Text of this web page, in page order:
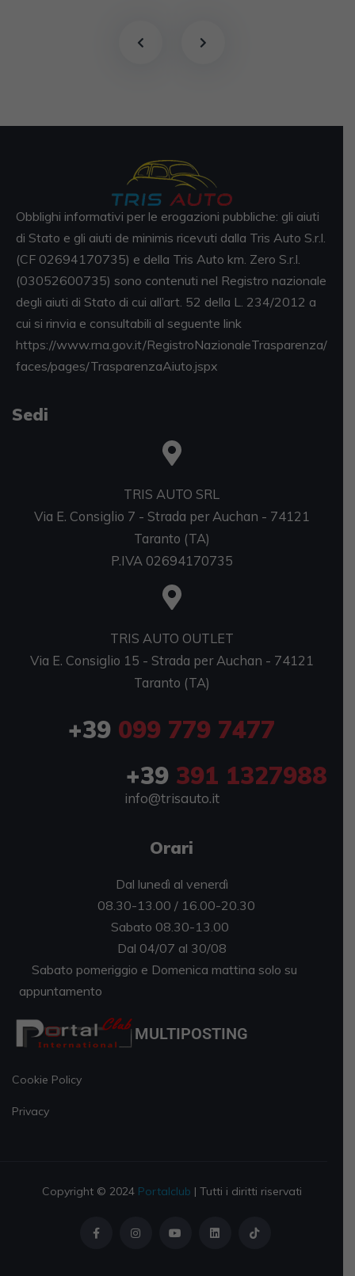
Obblighi informativi per le erogazioni pubbliche: gli aiuti
di Stato e gli aiuti de minimis ricevuti dalla Tris Auto S.r.l.
(CF 02694170735) e della Tris Auto km. Zero S.r.l.
(03052600735) sono contenuti nel Registro nazionale
degli aiuti di Stato di cui all’art. 52 della L. 234/2012 a
cui si rinvia e consultabili al seguente link
https://www.rna.gov.it/RegistroNazionaleTrasparenza/
faces/pages/TrasparenzaAiuto.jspx
Sedi
TRIS AUTO SRL
Via E. Consiglio 7 - Strada per Auchan - 74121
Taranto (TA)
P.IVA 02694170735
TRIS AUTO OUTLET
Via E. Consiglio 15 - Strada per Auchan - 74121
Taranto (TA)
+39 099 779 7477
+39 391 1327988
info@trisauto.it
Orari
Dal lunedì al venerdì
08.30-13.00 / 16.00-20.30
Sabato 08.30-13.00
Dal 04/07 al 30/08
Sabato pomeriggio e Domenica mattina solo su
appuntamento
MULTIPOSTING
Cookie Policy
Privacy
Copyright © 2024 Portalclub | Tutti i diritti riservati